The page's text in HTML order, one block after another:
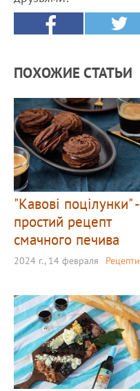
ПОХОЖИЕ СТАТЬИ
"Кавові поцілунки" -
простий рецепт
смачного печива
2024 г., 14 февраля Рецепти